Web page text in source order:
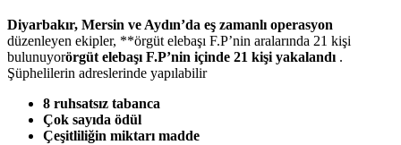
Diyarbakır, Mersin ve Aydın’da eş zamanlı operasyon
düzenleyen ekipler, **örgüt elebaşı F.P’nin aralarında 21 kişi
bulunuyorörgüt elebaşı F.P’nin içinde 21 kişi yakalandı .
Şüphelilerin adreslerinde yapılabilir
8 ruhsatsız tabanca
Çok sayıda ödül
Çeşitliliğin miktarı madde